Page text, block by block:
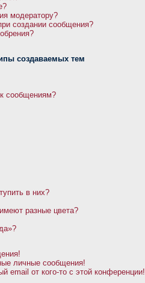
модератору?
создании сообщения?
создаваемых тем
сообщениям?
в них?
разные цвета?
личные сообщения!
email от кого-то с этой конференции!